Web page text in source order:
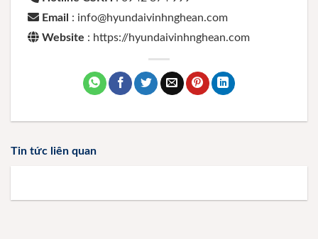
Email : info@hyundaivinhnghean.com
Website : https://hyundaivinhnghean.com
Tin tức liên quan